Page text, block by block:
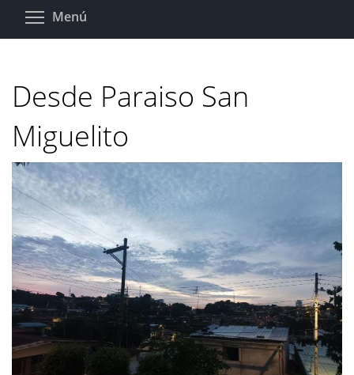
Pasar
Menú
Desde Paraiso San
Miguelito